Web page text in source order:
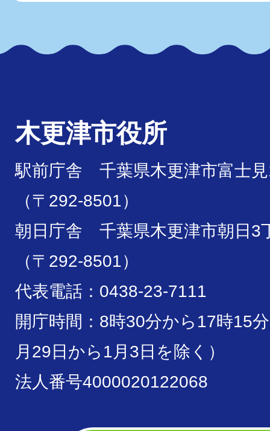
木更津市役所
駅前庁舎 千葉県木更津市富士
（〒292-8501）
朝日庁舎 千葉県木更津市朝日3
（〒292-8501）
代表電話：0438-23-7111
開庁時間：8時30分から17時15
月29日から1月3日を除く）
法人番号4000020122068